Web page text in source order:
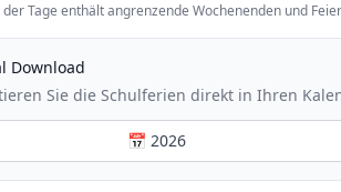
der Tage enthält angrenzende Wochenenden und
Download
Sie die Schulferien direkt in Ihren
📅 2026